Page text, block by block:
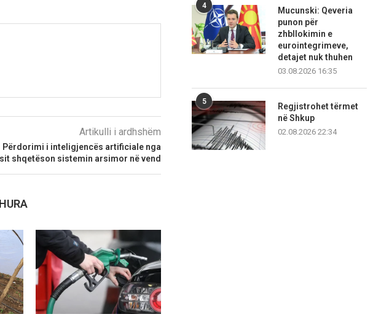
Artikulli i ardhshëm
Përdorimi i inteligjencës artificiale nga
shqetëson sistemin arsimor në vend
4
Mucunski: Qeveria
punon për
zhbllokimin e
eurointegrimeve,
detajet nuk thuhen
03.08.2026 16:35
5
Regjistrohet tërmet
në Shkup
02.08.2026 22:34